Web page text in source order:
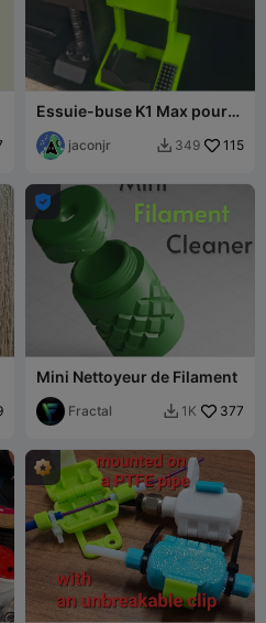
Essuie-buse K1 Max pour
BEN2C NAUTILUS
jaconjr  349 115

Mini Nettoyeur de Filament
Fractal  1K 377